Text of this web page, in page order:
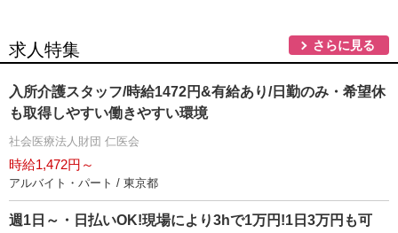
求人特集 さらに見る
入所介護スタッフ/時給1472円&有給あり/日勤のみ・希望休
も取得しやすい働きやすい環境
社会医療法人財団 仁医会
時給1,472円～
アルバイト・パート / 東京都
週1日～・日払いOK!現場により3hで1万円!1日3万円も可